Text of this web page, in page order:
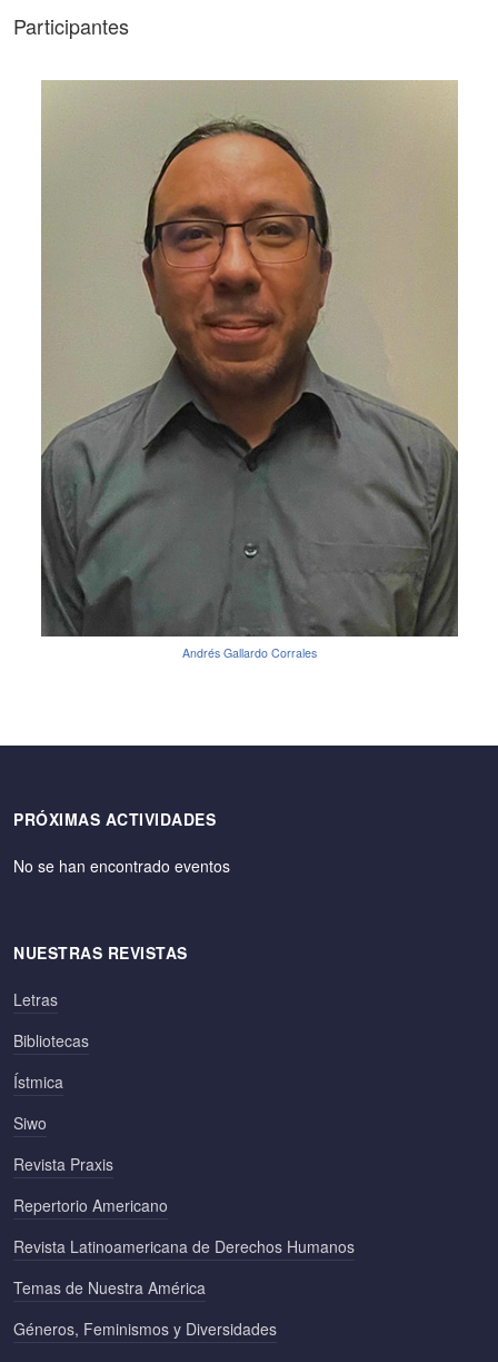
Participantes
Andrés Gallardo Corrales
PRÓXIMAS ACTIVIDADES
No se han encontrado eventos
NUESTRAS REVISTAS
Letras
Bibliotecas
Ístmica
Siwo
Revista Praxis
Repertorio Americano
Revista Latinoamericana de Derechos Humanos
Temas de Nuestra América
Géneros, Feminismos y Diversidades